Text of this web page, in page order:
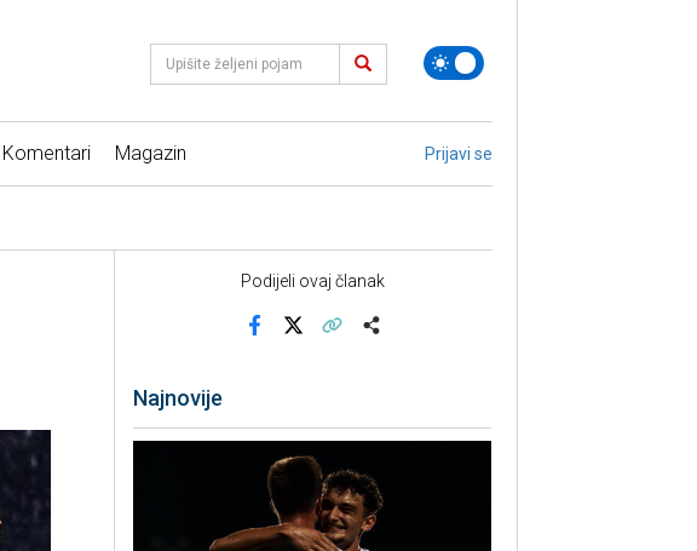
Komentari Magazin Prijavi se
Podijeli ovaj članak
Najnovije